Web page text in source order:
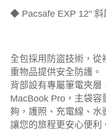
◆ Pacsafe EXP 12"
全包採用防盜技術，從
重物品提供安全防護。
背部設有專屬筆電夾層
MacBook Pro，主袋容
夠，護照、充電線、水
讓您的旅程更安心便利